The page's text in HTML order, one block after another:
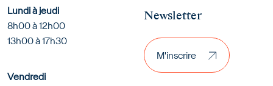
Lundi à jeudi
8h00 à 12h00
13h00 à 17h30
Vendredi
Newsletter
M'inscrire
M'inscrire